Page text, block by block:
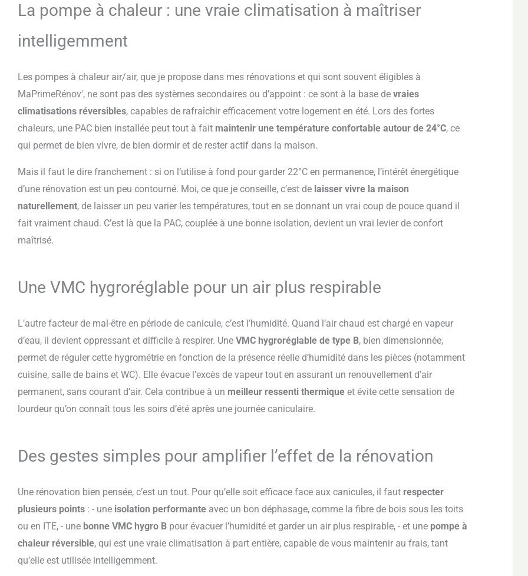
La pompe à chaleur : une vraie climatisation à maîtriser
intelligemment
Les pompes à chaleur air/air, que je propose dans mes rénovations et qui sont souvent éligibles à
MaPrimeRénov', ne sont pas des systèmes secondaires ou d’appoint : ce sont à la base de vraies
climatisations réversibles, capables de rafraîchir efficacement votre logement en été. Lors des fortes
chaleurs, une PAC bien installée peut tout à fait maintenir une température confortable autour de 24°C, ce
qui permet de bien vivre, de bien dormir et de rester actif dans la maison.
Mais il faut le dire franchement : si on l’utilise à fond pour garder 22°C en permanence, l’intérêt énergétique
d’une rénovation est un peu contourné. Moi, ce que je conseille, c’est de laisser vivre la maison
naturellement, de laisser un peu varier les températures, tout en se donnant un vrai coup de pouce quand il
fait vraiment chaud. C’est là que la PAC, couplée à une bonne isolation, devient un vrai levier de confort
maîtrisé.
Une VMC hygroréglable pour un air plus respirable
L’autre facteur de mal-être en période de canicule, c’est l’humidité. Quand l’air chaud est chargé en vapeur
d’eau, il devient oppressant et difficile à respirer. Une VMC hygroréglable de type B, bien dimensionnée,
permet de réguler cette hygrométrie en fonction de la présence réelle d’humidité dans les pièces (notamment
cuisine, salle de bains et WC). Elle évacue l’excès de vapeur tout en assurant un renouvellement d’air
permanent, sans courant d’air. Cela contribue à un meilleur ressenti thermique et évite cette sensation de
lourdeur qu’on connaît tous les soirs d’été après une journée caniculaire.
Des gestes simples pour amplifier l’effet de la rénovation
Une rénovation bien pensée, c’est un tout. Pour qu’elle soit efficace face aux canicules, il faut respecter
plusieurs points : - une isolation performante avec un bon déphasage, comme la fibre de bois sous les toits
ou en ITE, - une bonne VMC hygro B pour évacuer l’humidité et garder un air plus respirable, - et une pompe à
chaleur réversible, qui est une vraie climatisation à part entière, capable de vous maintenir au frais, tant
qu’elle est utilisée intelligemment.